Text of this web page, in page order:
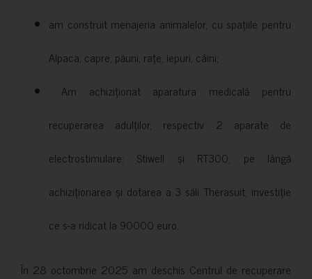
am construit menajeria animalelor, cu spațiile pentru
Alpaca, capre, păuni, rațe, iepuri, câini;
Am achiziționat aparatura medicală pentru
recuperarea adulților, respectiv 2 aparate de
electrostimulare: Stiwell și RT300, pe lângă
achiziționarea și dotarea a 3 săli Therasuit, investiție
ce s-a ridicat la 90000 euro.
În 28 octombrie 2025 am deschis Centrul de recuperare